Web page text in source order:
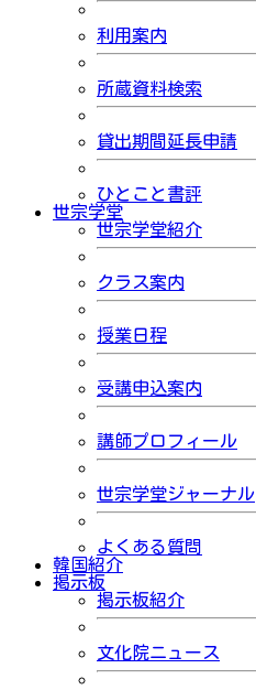
利用案内
所蔵資料検索
貸出期間延長申請
ひとこと書評
世宗学堂
世宗学堂紹介
クラス案内
授業日程
受講申込案内
講師プロフィール
世宗学堂ジャーナル
よくある質問
韓国紹介
掲示板
掲示板紹介
文化院ニュース